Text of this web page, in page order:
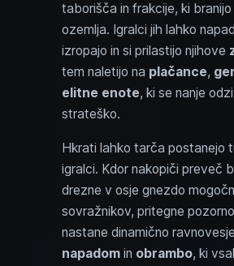
taborišča in frakcije, ki
ozemlja. Igralci jih lahko
izropajo in si prilastijo njihove
tem naletijo na plačance,
elitne enote, ki se nanje
strateško.
Hkrati lahko tarča postanejo
igralci. Kdor nakopiči preveč
drezne v osje gnezdo
sovražnikov, pritegne
nastane dinamično
napadom in obrambo, ki